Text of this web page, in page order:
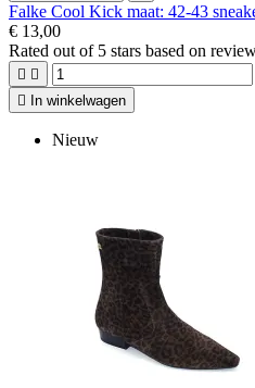
Falke Cool Kick maat: 42-43
€ 13,00
Rated out of 5 stars based on
 
 In winkelwagen
Nieuw